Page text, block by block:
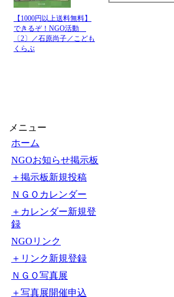
【1000円以上送料無料】
できるぞ！NGO活動
〔2〕／石原尚子／こども
くらぶ
メニュー
ホーム
NGOお知らせ掲示板
＋掲示板新規投稿
ＮＧＯカレンダー
＋カレンダー新規登
録
NGOリンク
＋リンク新規登録
ＮＧＯ写真展
＋写真展開催申込